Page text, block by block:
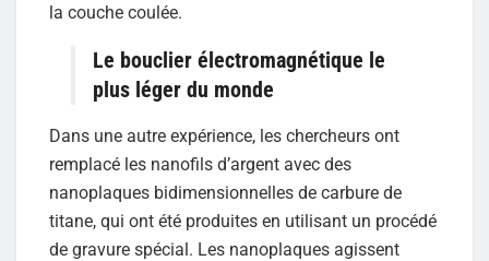
la couche coulée.
Le bouclier électromagnétique le
plus léger du monde
Dans une autre expérience, les chercheurs ont
remplacé les nanofils d’argent avec des
nanoplaques bidimensionnelles de carbure de
titane, qui ont été produites en utilisant un procédé
de gravure spécial. Les nanoplaques agissent